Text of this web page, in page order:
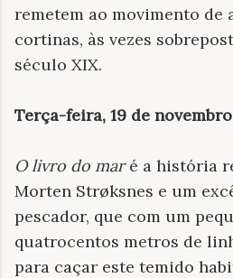
remetem ao movimento de
cortinas, às vezes
século XIX.
Terça-feira, 19 de novembro
O livro do maré a história
Morten Strøksnes e um
pescador, que com um
quatrocentos metros de
para caçar este temido